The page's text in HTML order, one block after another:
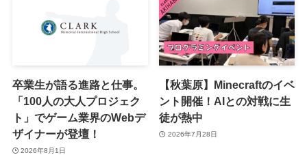
卒業生が語る進路と仕事。
「100人の大人プロジェク
ト」でゲーム業界のWebデ
ザイナーが登壇！
2026年8月1日
【秋葉原】Minecraftのイベ
ント開催！AIとの対戦に生
徒が熱中
2026年7月28日